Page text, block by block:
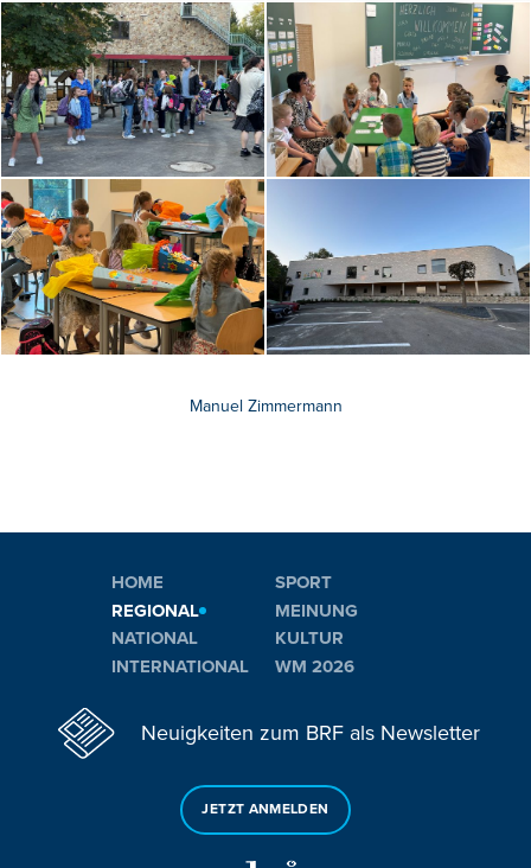
Manuel Zimmermann
HOME
REGIONAL
NATIONAL
INTERNATIONAL
SPORT
MEINUNG
KULTUR
WM 2026
Neuigkeiten zum BRF als Newsletter
JETZT ANMELDEN